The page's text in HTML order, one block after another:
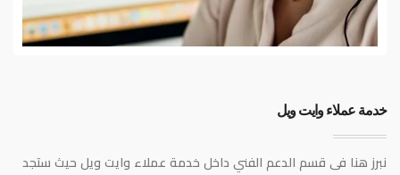
خدمة عملاء وايت ويل
نبرز هنا فى قسم الدعم الفني داخل خدمة عملاء وايت ويل حيث ستجد